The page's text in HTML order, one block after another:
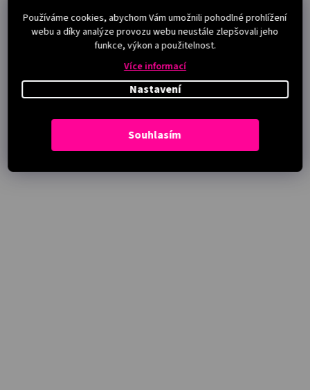
Používáme cookies, abychom Vám umožnili pohodlné prohlížení
webu a díky analýze provozu webu neustále zlepšovali jeho
funkce, výkon a použitelnost.
Více informací
Nastavení
Souhlasím